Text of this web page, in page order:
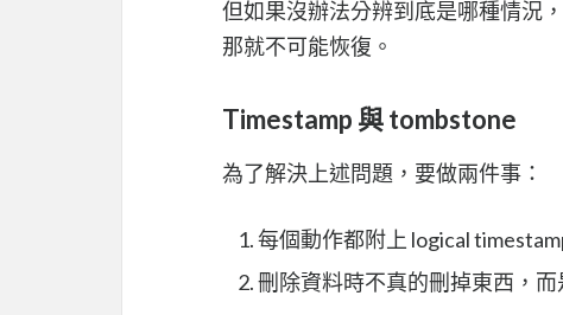
但如果沒辦法分辨到底是哪種情況，
那就不可能恢復。
Timestamp 與 tombstone
為了解決上述問題，要做兩件事：
每個動作都附上 logical
刪除資料時不真的刪掉東西，